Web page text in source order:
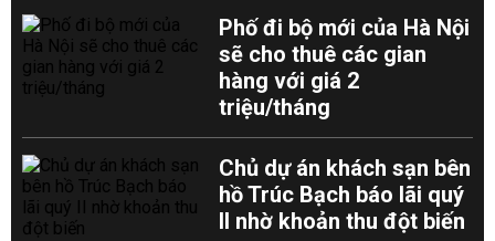
Phố đi bộ mới của Hà Nội
sẽ cho thuê các gian
hàng với giá 2
triệu/tháng
Chủ dự án khách sạn bên
hồ Trúc Bạch báo lãi quý
II nhờ khoản thu đột biến